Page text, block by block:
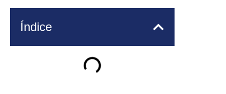
Índice